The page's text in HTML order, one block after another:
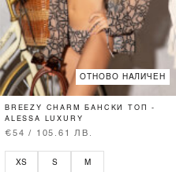
ОТНОВО НАЛИЧЕН
BREEZY CHARM БАНСКИ ТОП -
ALESSA LUXURY
€54 / 105.61 ЛВ.
XS S M